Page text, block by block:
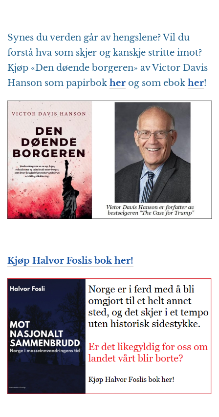
Synes du verden går av hengslene? Vil du
forstå hva som skjer og kanskje stritte imot?
Kjøp «Den døende borgeren» av Victor Davis
Hanson som papirbok her og som ebok her!
Kjøp Halvor Foslis bok her!